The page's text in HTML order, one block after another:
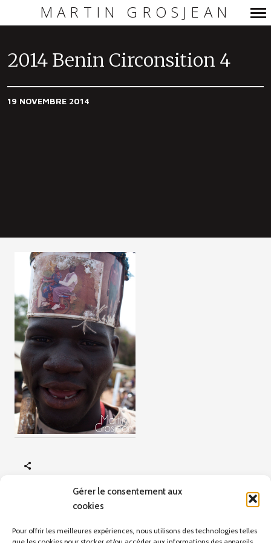
Gérer le consentement aux
cookies
Pour offrir les meilleures expériences, nous utilisons des technologies telles
principale
MARTIN GROSJEAN
2014 Benin Circonsition 4
19 NOVEMBRE 2014
Portraits Benin